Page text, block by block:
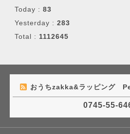
Today : 83
Yesterday : 283
Total : 1112645
おうちzakka&ラッピング
0745-55-